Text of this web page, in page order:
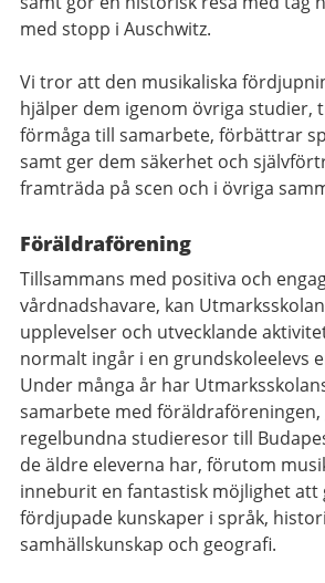
med stopp i Auschwitz.
Vi tror att den musikaliska
hjälper dem igenom övriga studier,
förmåga till samarbete, förbättrar
samt ger dem säkerhet och
framträda på scen och i övriga
Föräldraförening
Tillsammans med positiva och
vårdnadshavare, kan
upplevelser och utvecklande
normalt ingår i en grundskoleelevs
Under många år har
samarbete med
regelbundna studieresor till
de äldre eleverna har, förutom
inneburit en fantastisk möjlighet att
fördjupade kunskaper i språk,
samhällskunskap och geografi.